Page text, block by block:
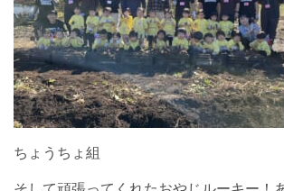
ちょうちょ組